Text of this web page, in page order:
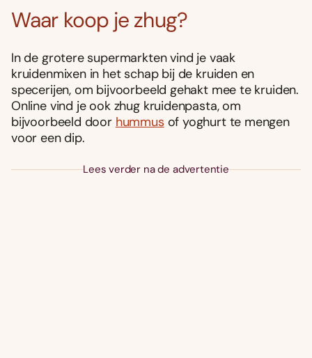
Waar koop je zhug?
In de grotere supermarkten vind je vaak
kruidenmixen in het schap bij de kruiden en
specerijen, om bijvoorbeeld gehakt mee te kruiden.
Online vind je ook zhug kruidenpasta, om
bijvoorbeeld door hummus of yoghurt te mengen
voor een dip.
Lees verder na de advertentie